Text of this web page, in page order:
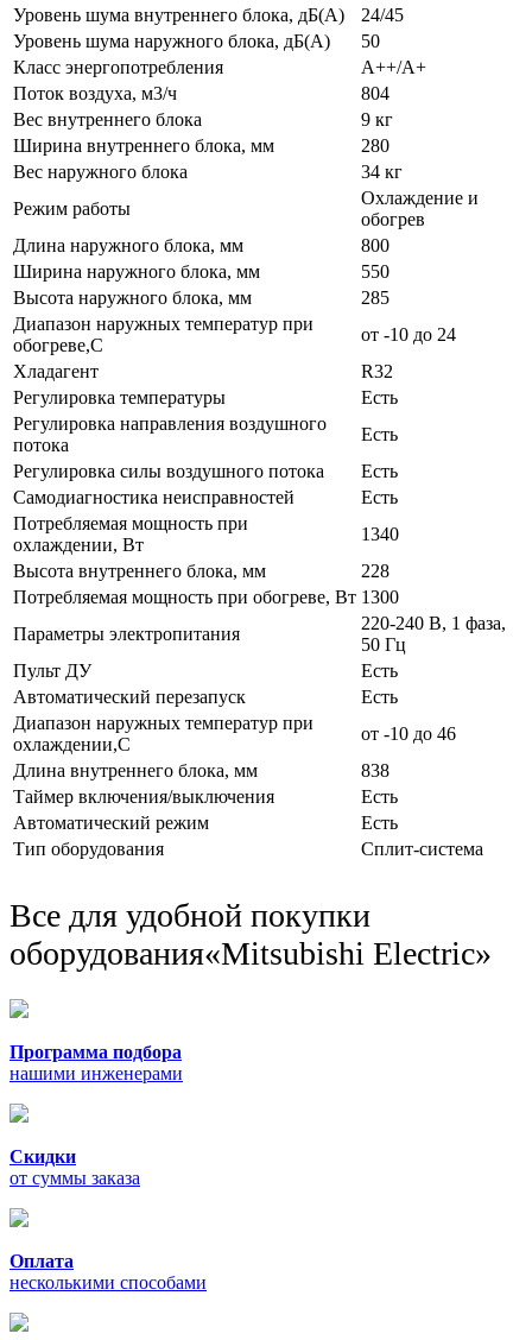
Уровень шума внутреннего блока, дБ(А)
24/45
Уровень шума наружного блока, дБ(А)
50
Класс энергопотребления
A++/A+
Поток воздуха, м3/ч
804
Вес внутреннего блока
9 кг
Ширина внутреннего блока, мм
280
Вес наружного блока
34 кг
Режим работы
Охлаждение и
обогрев
Длина наружного блока, мм
800
Ширина наружного блока, мм
550
Высота наружного блока, мм
285
Диапазон наружных температур при
обогреве,C
от -10 до 24
Хладагент
R32
Регулировка температуры
Есть
Регулировка направления воздушного
потока
Есть
Регулировка силы воздушного потока
Есть
Самодиагностика неисправностей
Есть
Потребляемая мощность при
охлаждении, Вт
1340
Высота внутреннего блока, мм
228
Потребляемая мощность при обогреве, Вт 1300
Параметры электропитания
220-240 В, 1 фаза,
50 Гц
Пульт ДУ
Есть
Автоматический перезапуск
Есть
Диапазон наружных температур при
охлаждении,C
от -10 до 46
Длина внутреннего блока, мм
838
Таймер включения/выключения
Есть
Автоматический режим
Есть
Тип оборудования
Сплит-система
Все для удобной покупки
оборудования«Mitsubishi Electric»
Программа подбора
нашими инженерами
Скидки
от суммы заказа
Оплата
несколькими способами